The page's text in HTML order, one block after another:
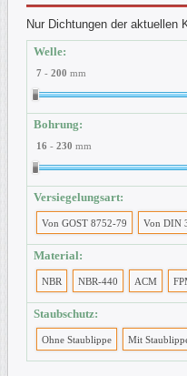
Nur Dichtungen der aktuellen
Welle:
7 - 200 mm
Bohrung:
16 - 230 mm
Versiegelungsart:
Von GOST 8752-79 Von DIN
Material:
NBR NBR-440 ACM
Staubschutz:
Ohne Staublippe Mit